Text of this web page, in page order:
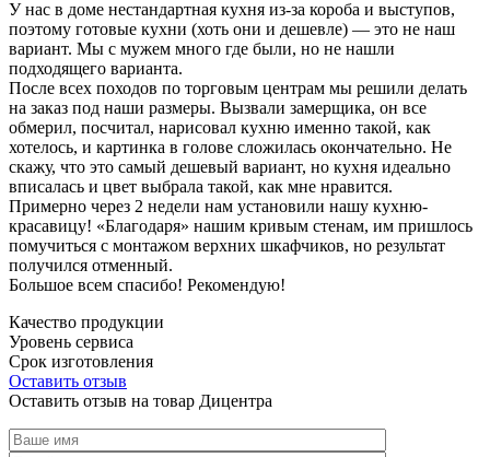
У нас в доме нестандартная кухня из-за короба и выступов,
поэтому готовые кухни (хоть они и дешевле) — это не наш
вариант. Мы с мужем много где были, но не нашли
подходящего варианта.
После всех походов по торговым центрам мы решили делать
на заказ под наши размеры. Вызвали замерщика, он все
обмерил, посчитал, нарисовал кухню именно такой, как
хотелось, и картинка в голове сложилась окончательно. Не
скажу, что это самый дешевый вариант, но кухня идеально
вписалась и цвет выбрала такой, как мне нравится.
Примерно через 2 недели нам установили нашу кухню-
красавицу! «Благодаря» нашим кривым стенам, им пришлось
помучиться с монтажом верхних шкафчиков, но результат
получился отменный.
Большое всем спасибо! Рекомендую!
Качество продукции
Уровень сервиса
Срок изготовления
Оставить отзыв
Оставить отзыв на товар Дицентра